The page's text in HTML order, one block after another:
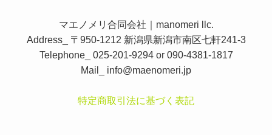
マエノメリ合同会社｜manomeri llc.
Address_ 〒950-1212 新潟県新潟市南区七軒241-3
Telephone_ 025-201-9294 or 090-4381-1817
Mail_ info@maenomeri.jp
特定商取引法に基づく表記